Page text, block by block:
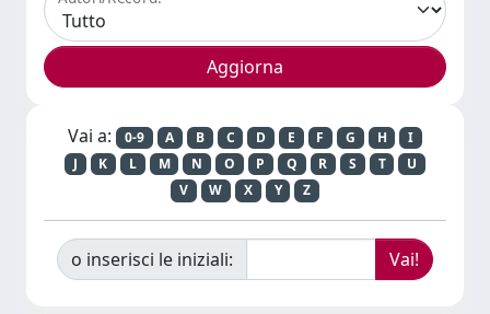
Vai a: 0-9 A B C D E F G H
I
J
K L M N O P Q R S T
U
V
W X Y Z
o inserisci le iniziali: